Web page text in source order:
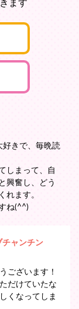
ます
好きで、毎晩読
しまって、自
興奮し、どう
れます。
ね(^^)
チャンチン
ございます！
だけていたな
くなってしま